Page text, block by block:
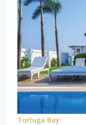
Tortuga Bay